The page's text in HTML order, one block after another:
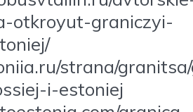
otkroyut-graniczyi-
strana/
i-estoniej